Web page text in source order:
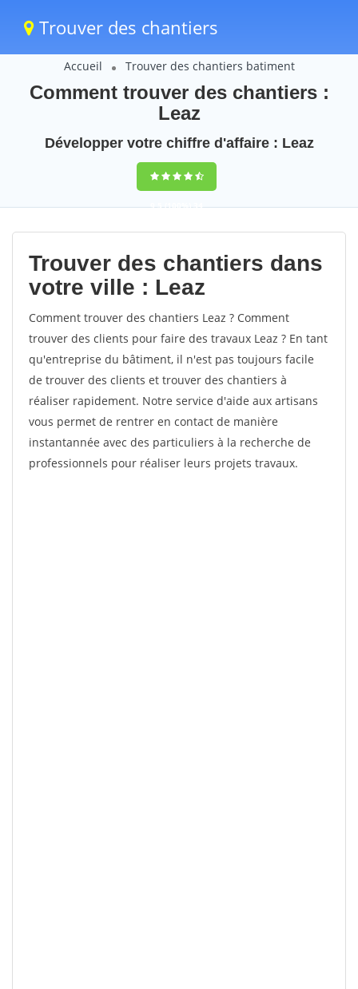
Trouver des chantiers
Accueil Trouver des chantiers batiment
Comment trouver des chantiers :
Leaz
Développer votre chiffre d'affaire : Leaz
9,5(100%)34
votes
Trouver des chantiers dans
votre ville : Leaz
Comment trouver des chantiers Leaz ? Comment
trouver des clients pour faire des travaux Leaz ? En tant
qu'entreprise du bâtiment, il n'est pas toujours facile
de trouver des clients et trouver des chantiers à
réaliser rapidement. Notre service d'aide aux artisans
vous permet de rentrer en contact de manière
instantannée avec des particuliers à la recherche de
professionnels pour réaliser leurs projets travaux.